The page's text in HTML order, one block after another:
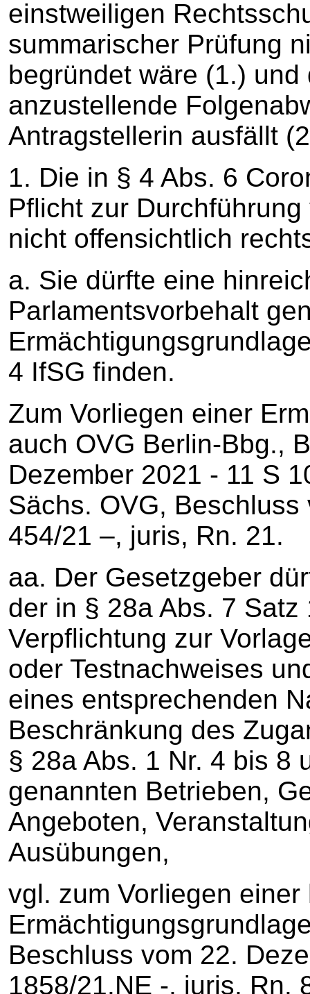
einstweiligen
summarischer Prüfung
begründet wäre (1.)
anzustellende
Antragstellerin ausfällt
1. Die in § 4 Abs. 6
Pflicht zur
nicht offensichtlich
a. Sie dürfte eine
Parlamentsvorbehalt
4 IfSG finden.
Zum Vorliegen einer
auch OVG Berlin-Bbg.,
Dezember 2021 - 11 S
Sächs. OVG,
454/21 –, juris, Rn. 21.
aa. Der Gesetzgeber
der in § 28a Abs. 7
Verpflichtung zur
oder Testnachweises
eines entsprechenden
Beschränkung des
§ 28a Abs. 1 Nr. 4 bis 8
genannten Betrieben,
Angeboten,
Ausübungen,
vgl. zum Vorliegen
Beschluss vom 22.
1858/21.NE -, juris, Rn.